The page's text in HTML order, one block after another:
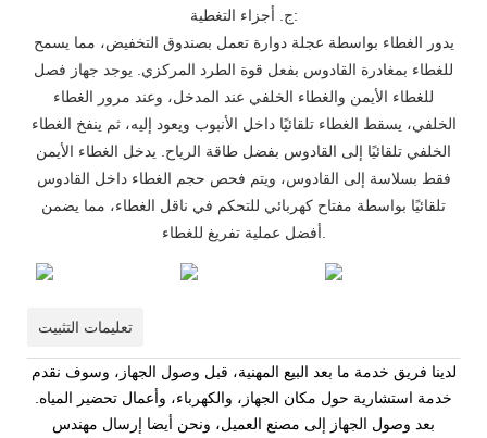
ج. أجزاء التغطية:
يدور الغطاء بواسطة عجلة دوارة تعمل بصندوق التخفيض، مما يسمح
للغطاء بمغادرة القادوس بفعل قوة الطرد المركزي. يوجد جهاز فصل
للغطاء الأيمن والغطاء الخلفي عند المدخل، وعند مرور الغطاء
الخلفي، يسقط الغطاء تلقائيًا داخل الأنبوب ويعود إليه، ثم ينفخ الغطاء
الخلفي تلقائيًا إلى القادوس بفضل طاقة الرياح. يدخل الغطاء الأيمن
فقط بسلاسة إلى القادوس، ويتم فحص حجم الغطاء داخل القادوس
تلقائيًا بواسطة مفتاح كهربائي للتحكم في ناقل الغطاء، مما يضمن
تعليمات التثبيت
لدينا فريق خدمة ما بعد البيع المهنية، قبل وصول الجهاز، وسوف نقدم
خدمة استشارية حول مكان الجهاز، والكهرباء، وأعمال تحضير المياه.
بعد وصول الجهاز إلى مصنع العميل، ونحن أيضا إرسال مهندس